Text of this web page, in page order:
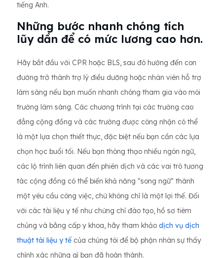
tiếng Anh.
Những bước nhanh chóng tích
lũy dần để có mức lương cao hơn.
Hãy bắt đầu với CPR hoặc BLS, sau đó hướng đến con
đường trở thành trợ lý điều dưỡng hoặc nhân viên hỗ trợ
lâm sàng nếu bạn muốn nhanh chóng tham gia vào môi
trường lâm sàng. Các chương trình tại các trường cao
đẳng cộng đồng và các trường được công nhận có thể
là một lựa chọn thiết thực, đặc biệt nếu bạn cần các lựa
chọn học buổi tối. Nếu bạn thông thạo nhiều ngôn ngữ,
các lộ trình liên quan đến phiên dịch và các vai trò tương
tác cộng đồng có thể biến khả năng "song ngữ" thành
một yêu cầu công việc, chứ không chỉ là một lợi thế. Đối
với các tài liệu y tế như chứng chỉ đào tạo, hồ sơ tiêm
chủng và bằng cấp y khoa, hãy tham khảo dịch vụ dịch
thuật tài liệu y tế của chúng tôi để bộ phận nhân sự thấy
chính xác những gì bạn đã hoàn thành.